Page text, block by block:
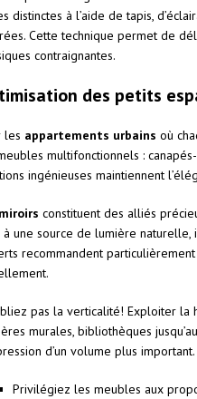
distinctes à l’aide de tapis,
Cette technique permet de
contraignantes.
des petits
les appartements urbains où
multifonctionnels :
ingénieuses maintiennent
miroirs constituent des alliés
à une source de lumière naturelle,
recommandent
pas la verticalité! Exploiter la
murales, bibliothèques
d’un volume plus important.
Privilégiez les meubles aux